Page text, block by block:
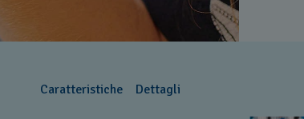
Caratteristiche Dettagli